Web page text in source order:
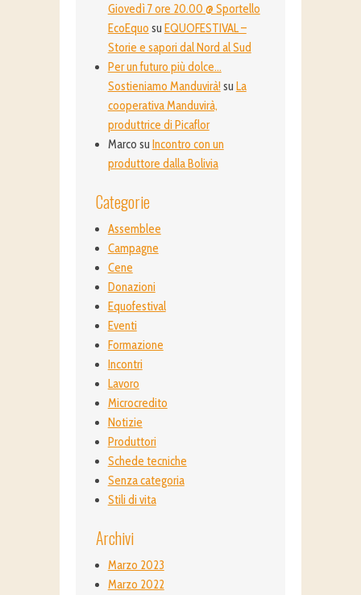
Giovedì 7 ore 20.00 @ Sportello
EcoEquo su EQUOFESTIVAL –
Storie e sapori dal Nord al Sud
Per un futuro più dolce…
Sostieniamo Manduvirà! su La
cooperativa Manduvirà,
produttrice di Picaflor
Marco su Incontro con un
produttore dalla Bolivia
Categorie
Assemblee
Campagne
Cene
Donazioni
Equofestival
Eventi
Formazione
Incontri
Lavoro
Microcredito
Notizie
Produttori
Schede tecniche
Senza categoria
Stili di vita
Archivi
Marzo 2023
Marzo 2022